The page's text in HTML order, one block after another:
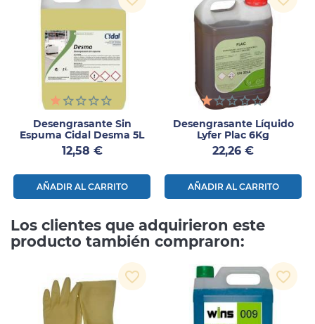
Desengrasante Sin
Espuma Cidal Desma 5L
Precio
12,58 €
AÑADIR AL CARRITO
Desengrasante Líquido
Lyfer Plac 6Kg
Precio
22,26 €
AÑADIR AL CARRITO
Los clientes que adquirieron este
producto también compraron:
favorite_border favorite_border